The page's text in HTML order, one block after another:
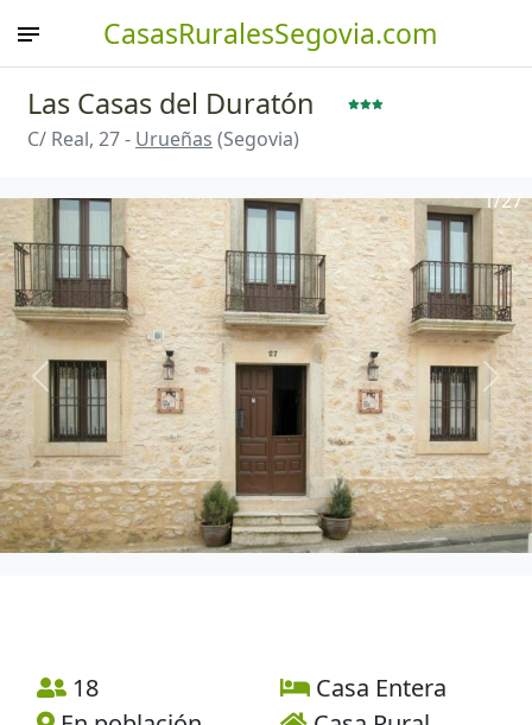
CasasRuralesSegovia.com
Las Casas del Duratón
C/ Real, 27 - Urueñas (Segovia)
Anterior
1/27
18
Casa Entera